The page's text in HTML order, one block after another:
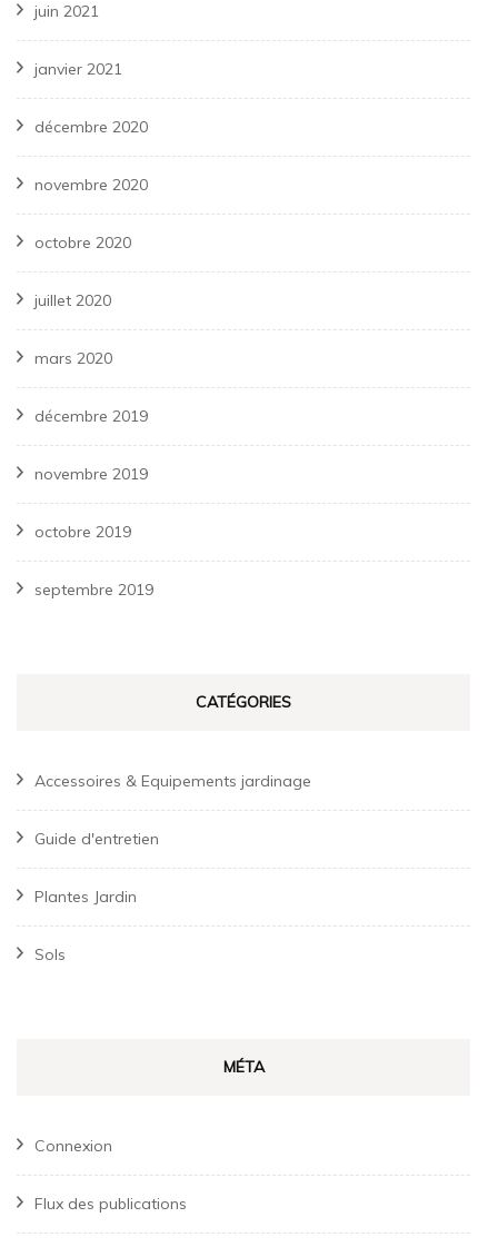
juin 2021
janvier 2021
décembre 2020
novembre 2020
octobre 2020
juillet 2020
mars 2020
décembre 2019
novembre 2019
octobre 2019
septembre 2019
CATÉGORIES
Accessoires & Equipements jardinage
Guide d'entretien
Plantes Jardin
Sols
MÉTA
Connexion
Flux des publications